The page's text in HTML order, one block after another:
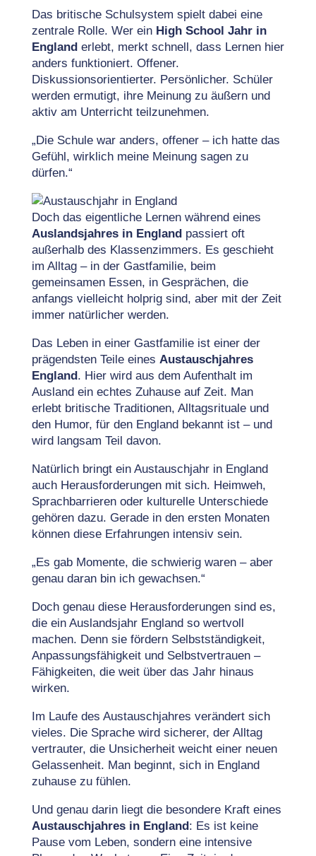
Das britische Schulsystem spielt dabei eine
zentrale Rolle. Wer ein High School Jahr in
Englanderlebt, merkt schnell, dass Lernen hier
anders funktioniert. Offener.
Diskussionsorientierter. Persönlicher. Schüler
werden ermutigt, ihre Meinung zu äußern und
aktiv am Unterricht teilzunehmen.
„Die Schule war anders, offener – ich hatte das
Gefühl, wirklich meine Meinung sagen zu
dürfen.“
Doch das eigentliche Lernen während eines
Auslandsjahres in Englandpassiert oft
außerhalb des Klassenzimmers. Es geschieht
im Alltag – in der Gastfamilie, beim
gemeinsamen Essen, in Gesprächen, die
anfangs vielleicht holprig sind, aber mit der Zeit
immer natürlicher werden.
Das Leben in einer Gastfamilie ist einer der
prägendsten Teile eines Austauschjahres
England. Hier wird aus dem Aufenthalt im
Ausland ein echtes Zuhause auf Zeit. Man
erlebt britische Traditionen, Alltagsrituale und
den Humor, für den England bekannt ist – und
wird langsam Teil davon.
Natürlich bringt ein Austauschjahr in England
auch Herausforderungen mit sich. Heimweh,
Sprachbarrieren oder kulturelle Unterschiede
gehören dazu. Gerade in den ersten Monaten
können diese Erfahrungen intensiv sein.
„Es gab Momente, die schwierig waren – aber
genau daran bin ich gewachsen.“
Doch genau diese Herausforderungen sind es,
die ein Auslandsjahr England so wertvoll
machen. Denn sie fördern Selbstständigkeit,
Anpassungsfähigkeit und Selbstvertrauen –
Fähigkeiten, die weit über das Jahr hinaus
wirken.
Im Laufe des Austauschjahres verändert sich
vieles. Die Sprache wird sicherer, der Alltag
vertrauter, die Unsicherheit weicht einer neuen
Gelassenheit. Man beginnt, sich in England
zuhause zu fühlen.
Und genau darin liegt die besondere Kraft eines
Austauschjahres in England: Es ist keine
Pause vom Leben, sondern eine intensive